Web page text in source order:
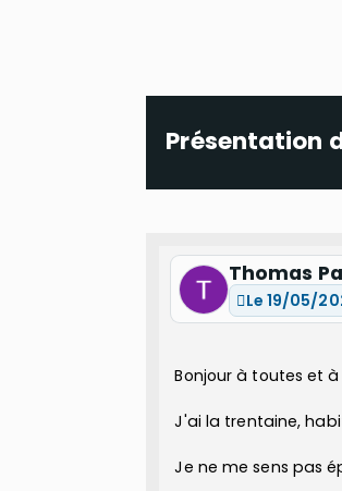
Présentation
Thomas
Le 19/05/
Bonjour à toutes et à
J'ai la trentaine,
Je ne me sens pas